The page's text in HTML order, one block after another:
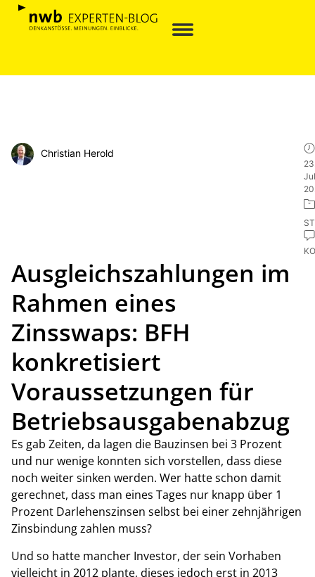
Christian Herold
Ausgleichszahlungen im
Rahmen eines
Zinsswaps: BFH
konkretisiert
Voraussetzungen für
Betriebsausgabenabzug
Es gab Zeiten, da lagen die Bauzinsen bei 3 Prozent
und nur wenige konnten sich vorstellen, dass diese
noch weiter sinken werden. Wer hatte schon damit
gerechnet, dass man eines Tages nur knapp über 1
Prozent Darlehenszinsen selbst bei einer zehnjährigen
Zinsbindung zahlen muss?
Und so hatte mancher Investor, der sein Vorhaben
vielleicht in 2012 plante, dieses jedoch erst in 2013